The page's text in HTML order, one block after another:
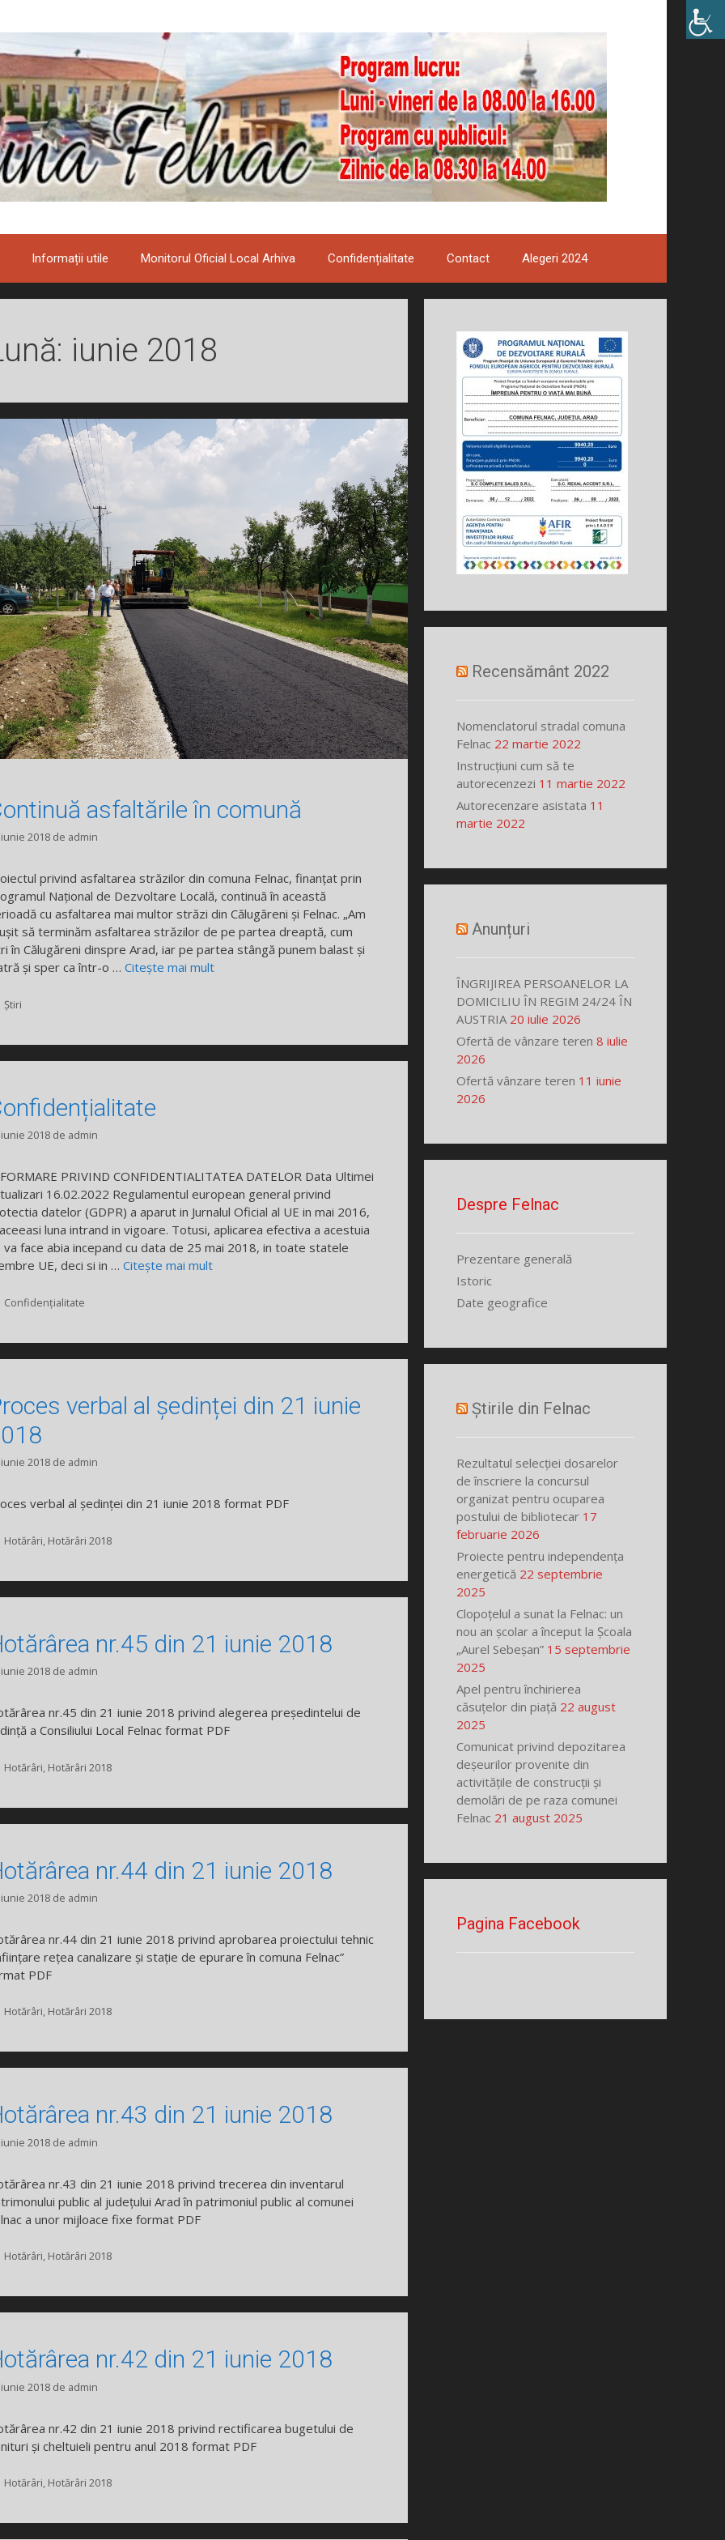
Informații utile Monitorul Oficial Local Arhiva Confidențialitate Contact Alegeri 2024
iunie 2018
asfaltările în comună
2018 de admin
privind asfaltarea străzilor din comuna Felnac, finanțat prin
Național de Dezvoltare Locală, continuă în această
cu asfaltarea mai multor străzi din Călugăreni și Felnac. „Am
să terminăm asfaltarea străzilor de pe partea dreaptă, cum
în Călugăreni dinspre Arad, iar pe partea stângă punem balast și
și sper ca într-o … Citește mai mult
Categorii
Știri
2018 de admin
PRIVIND CONFIDENTIALITATEA DATELOR Data Ultimei
16.02.2022 Regulamentul european general privind
datelor (GDPR) a aparut in Jurnalul Oficial al UE in mai 2016,
luna intrand in vigoare. Totusi, aplicarea efectiva a acestuia
va face abia incepand cu data de 25 mai 2018, in toate statele
UE, deci si in … Citește mai mult
Categorii
Confidențialitate
verbal al ședinței din 21 iunie
2018 de admin
verbal al ședinței din 21 iunie 2018 format PDF
Categorii
Hotărâri, Hotărâri 2018
nr.45 din 21 iunie 2018
2018 de admin
nr.45 din 21 iunie 2018 privind alegerea președintelui de
a Consiliului Local Felnac format PDF
Categorii
Hotărâri Hotărâri 2018
nr.44 din 21 iunie 2018
2018 de admin
nr.44 din 21 iunie 2018 privind aprobarea proiectului tehnic
rețea canalizare și stație de epurare în comuna Felnac”
PDF
Categorii
Hotărâri, Hotărâri 2018
nr.43 din 21 iunie 2018
2018 de admin
nr.43 din 21 iunie 2018 privind trecerea din inventarul
public al județului Arad în patrimoniul public al comunei
a unor mijloace fixe format PDF
Categorii
Hotărâri, Hotărâri 2018
nr.42 din 21 iunie 2018
2018 de admin
nr.42 din 21 iunie 2018 privind rectificarea bugetului de
și cheltuieli pentru anul 2018 format PDF
Categorii
Hotărâri, Hotărâri 2018
Recensământ 2022
Nomenclatorul stradal comuna
Felnac 22 martie 2022
Instrucțiuni cum să te
autorecenzezi 11 martie 2022
Autorecenzare asistata 11
martie 2022
Anunțuri
ÎNGRIJIREA PERSOANELOR LA
DOMICILIU ÎN REGIM 24/24 ÎN
AUSTRIA 20 iulie 2026
Ofertă de vânzare teren 8 iulie
2026
Ofertă vânzare teren 11 iunie
2026
Despre Felnac
Prezentare generală
Istoric
Date geografice
Știrile din Felnac
Rezultatul selecției dosarelor
de înscriere la concursul
organizat pentru ocuparea
postului de bibliotecar 17
februarie 2026
Proiecte pentru independența
energetică 22 septembrie
2025
Clopoțelul a sunat la Felnac: un
nou an școlar a început la Școala
„Aurel Sebeșan” 15 septembrie
2025
Apel pentru închirierea
căsuțelor din piață 22 august
2025
Comunicat privind depozitarea
deșeurilor provenite din
activitățile de construcții și
demolări de pe raza comunei
Felnac 21 august 2025
Pagina Facebook